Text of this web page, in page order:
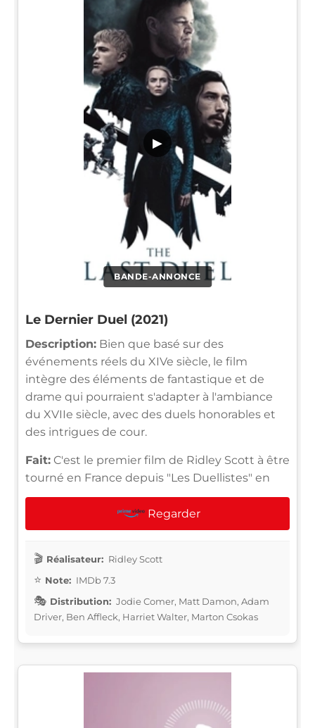
BANDE-ANNONCE
▶
Le Dernier Duel (2021)
Description: Bien que basé sur des
événements réels du XIVe siècle, le film
intègre des éléments de fantastique et de
drame qui pourraient s'adapter à l'ambiance
du XVIIe siècle, avec des duels honorables et
des intrigues de cour.
Fait: C'est le premier film de Ridley Scott à être
tourné en France depuis "Les Duellistes" en
Regarder
Réalisateur: Ridley Scott
Note: IMDb 7.3
Distribution: Jodie Comer, Matt Damon, Adam
Driver, Ben Affleck, Harriet Walter, Marton Csokas